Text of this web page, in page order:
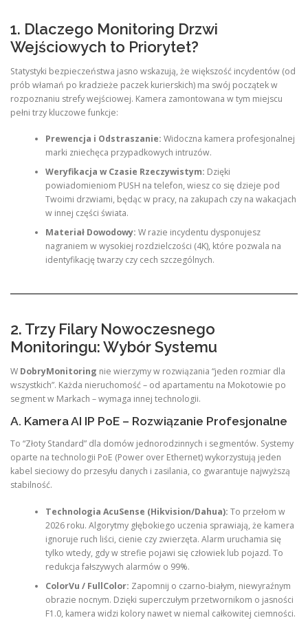
1. Dlaczego Monitoring Drzwi
Wejściowych to Priorytet?
Statystyki bezpieczeństwa jasno wskazują, że większość incydentów (od
prób włamań po kradzieże paczek kurierskich) ma swój początek w
rozpoznaniu strefy wejściowej. Kamera zamontowana w tym miejscu
pełni trzy kluczowe funkcje:
Prewencja i Odstraszanie: Widoczna kamera profesjonalnej
marki zniechęca przypadkowych intruzów.
Weryfikacja w Czasie Rzeczywistym: Dzięki
powiadomieniom PUSH na telefon, wiesz co się dzieje pod
Twoimi drzwiami, będąc w pracy, na zakupach czy na wakacjach
w innej części świata.
Materiał Dowodowy: W razie incydentu dysponujesz
nagraniem w wysokiej rozdzielczości (4K), które pozwala na
identyfikację twarzy czy cech szczególnych.
2. Trzy Filary Nowoczesnego
Monitoringu: Wybór Systemu
W DobryMonitoring nie wierzymy w rozwiązania “jeden rozmiar dla
wszystkich”. Każda nieruchomość – od apartamentu na Mokotowie po
segment w Markach – wymaga innej technologii.
A. Kamera AI IP PoE – Rozwiązanie Profesjonalne
To “Złoty Standard” dla domów jednorodzinnych i segmentów. Systemy
oparte na technologii PoE (Power over Ethernet) wykorzystują jeden
kabel sieciowy do przesyłu danych i zasilania, co gwarantuje najwyższą
stabilność.
Technologia AcuSense (Hikvision/Dahua): To przełom w
2026 roku. Algorytmy głębokiego uczenia sprawiają, że kamera
ignoruje ruch liści, cienie czy zwierzęta. Alarm uruchamia się
tylko wtedy, gdy w strefie pojawi się człowiek lub pojazd. To
redukcja fałszywych alarmów o 99%.
ColorVu / FullColor: Zapomnij o czarno-białym, niewyraźnym
obrazie nocnym. Dzięki superczułym przetwornikom o jasności
F1.0, kamera widzi kolory nawet w niemal całkowitej ciemności.